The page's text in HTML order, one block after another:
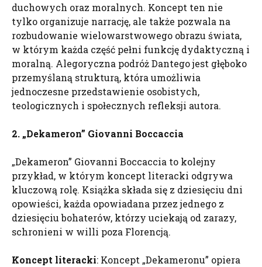
duchowych oraz moralnych. Koncept ten nie
tylko organizuje narrację, ale także pozwala na
rozbudowanie wielowarstwowego obrazu świata,
w którym każda część pełni funkcję dydaktyczną i
moralną. Alegoryczna podróż Dantego jest głęboko
przemyślaną strukturą, która umożliwia
jednoczesne przedstawienie osobistych,
teologicznych i społecznych refleksji autora.
2. „Dekameron” Giovanni Boccaccia
„Dekameron” Giovanni Boccaccia to kolejny
przykład, w którym koncept literacki odgrywa
kluczową rolę. Książka składa się z dziesięciu dni
opowieści, każda opowiadana przez jednego z
dziesięciu bohaterów, którzy uciekają od zarazy,
schronieni w willi poza Florencją.
Koncept literacki: Koncept „Dekameronu” opiera